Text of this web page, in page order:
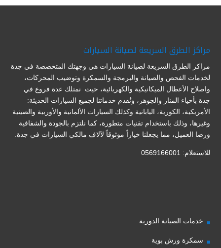
مراكز الطرق السريعة لصيانة السيارات
مراكز الطرق السريعة لصيانة السيارات هي وجهتك المتخصصة في جدة
لخدمات الفحص والصيانة والبرمجة والسمكرة وتوضيب المحركات،
واصلاح الأعطال الميكانيكية والكهربائية، حيث نمتلك عدة فروع في
جدة بأحياء المنار والجوهر، ونُقدم خدماتنا لجميع السيارات الحديثة:
الأمريكية، الكورية، اليابانية وكذلك السيارات الألمانية والأوربية والصينية
وغيرها، وذلك باستخدام تقنيات متطورة، كما نلتزم بالجودة والشفافية
ورضا العميل، مما يجعلنا خياراً موثوقاً لآلاف مالكي السيارات في جدة.
للاستعلام: 0569166001
خدمات الصيانة الدورية
سمكرة ورش بوية